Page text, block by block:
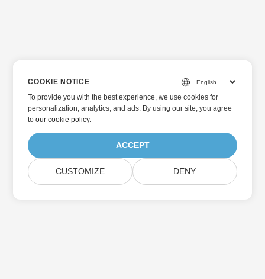
COOKIE NOTICE
To provide you with the best experience, we use cookies for
personalization, analytics, and ads. By using our site, you agree
toour cookie policy.
ACCEPT
CUSTOMIZE DENY